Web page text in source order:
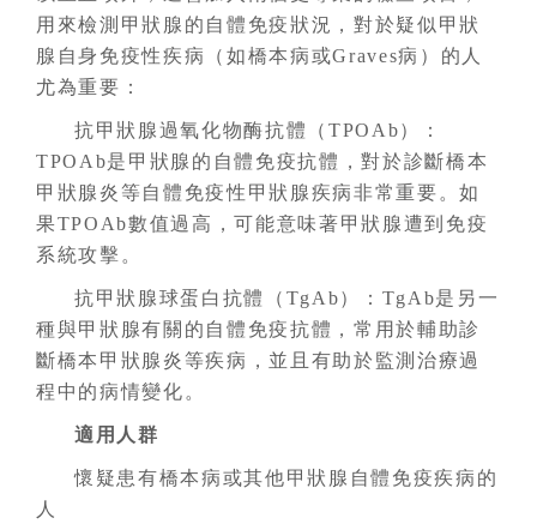
用來檢測甲狀腺的自體免疫狀況，對於疑似甲狀
腺自身免疫性疾病（如橋本病或Graves病）的人
尤為重要：
抗甲狀腺過氧化物酶抗體（TPOAb）：
TPOAb是甲狀腺的自體免疫抗體，對於診斷橋本
甲狀腺炎等自體免疫性甲狀腺疾病非常重要。如
果TPOAb數值過高，可能意味著甲狀腺遭到免疫
系統攻擊。
抗甲狀腺球蛋白抗體（TgAb） ： TgAb是另一
種與甲狀腺有關的自體免疫抗體，常用於輔助診
斷橋本甲狀腺炎等疾病，並且有助於監測治療過
程中的病情變化。
適用人群
懷疑患有橋本病或其他甲狀腺自體免疫疾病的
人